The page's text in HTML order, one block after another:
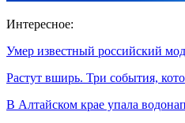
Интересное:
Умер известный российский
Растут вширь. Три события,
В Алтайском крае упала